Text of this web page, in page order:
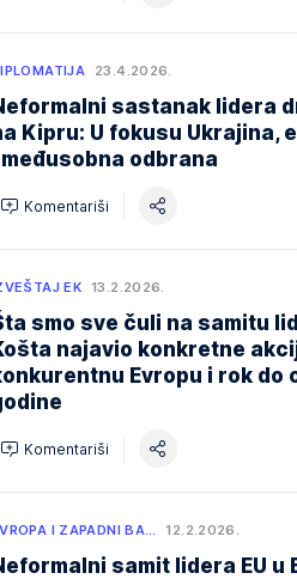
23.4.2026.
sastanak lidera
Kipru: U fokusu Ukrajina,
odbrana
Komentariši
EK 13.2.2026.
smo sve čuli na samitu
najavio konkretne
Evropu i rok do
Komentariši
I ZAPADNI BA… 12.2.2026.
samit lidera EU u